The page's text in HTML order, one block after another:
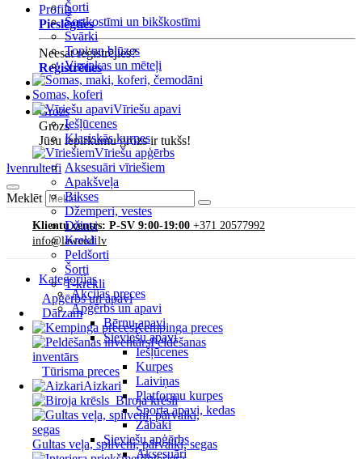
Šorti
Šortkostīmi un bikškostīmi
Svārki
Topi un blūzes
Virsjakas un mēteļi
Somas, koferi
Vīriešu apavi
Iešļūcenes
Klasiskās kurpes
Vīriešu apģērbs
Aksesuāri vīriešiem
Apakšveļa
Bikses
Džemperi, vestes
Džinsi
Krekli
Peldšorti
Šorti
T-krekli
Apģērbs un apavi
Dārzam
Kempinga preces
Peldēšanas
inventārs
Tūrisma preces
Aizkari
Biroja krēsli
Gultas veļa, spilveni, pārvalki, segas
Profils
Pieslēgties
Neesat reģistrējies?
Reģistrēties
Grozs
Grozs
Jūsu iepirkumu grozs ir tukšs!
lvenrultetfi
Meklēt
Klientu centrs: P-SV 9:00-19:00 +371 20577992
info@lawood.lv
Kategorijas
Akcijas preces
Apģērbs un apavi
Bērnu apavi
Sieviešu apavi
Iešļūcenes
Kurpes
Laiviņas
Platformu kurpes
Sporta apavi, kedas
Zābaki
Sieviešu apģērbs
Aksesuāri